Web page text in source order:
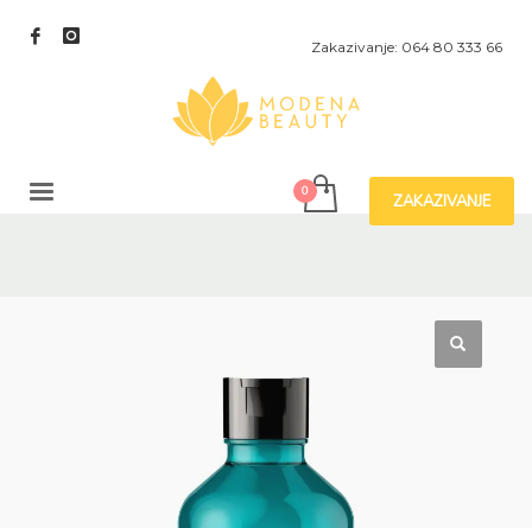
Zakazivanje: 064 80 333 66
ZAKAZIVANJE